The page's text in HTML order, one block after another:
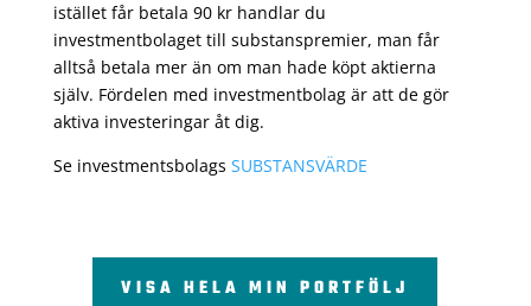
istället får betala 90 kr handlar du
investmentbolaget till substanspremier, man får
alltså betala mer än om man hade köpt aktierna
själv. Fördelen med investmentbolag är att de gör
aktiva investeringar åt dig.
Se investmentsbolags SUBSTANSVÄRDE
VISA HELA MIN PORTFÖLJ